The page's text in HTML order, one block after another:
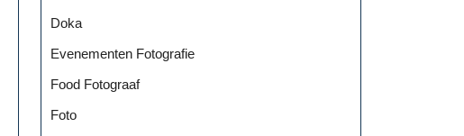
Doka
Evenementen Fotografie
Food Fotograaf
Foto